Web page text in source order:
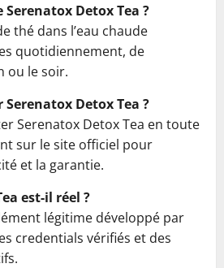
Detox Tea ?
thé dans l’eau chaude
quotidiennement, de
ou le soir.
Detox Tea ?
Serenatox Detox Tea en toute
sur le site officiel pour
et la garantie.
est-il réel ?
légitime développé par
credentials vérifiés et des